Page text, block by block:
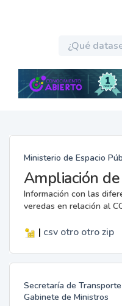
Ministerio de Espacio
Ampliación
Información con las
veredas en relación al
| csv otro otro zip
Secretaría de
Gabinete de Ministros